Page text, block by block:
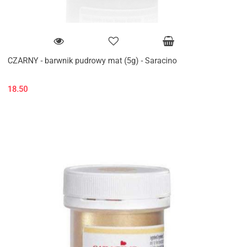
CZARNY - barwnik pudrowy mat (5g) - Saracino
18.50